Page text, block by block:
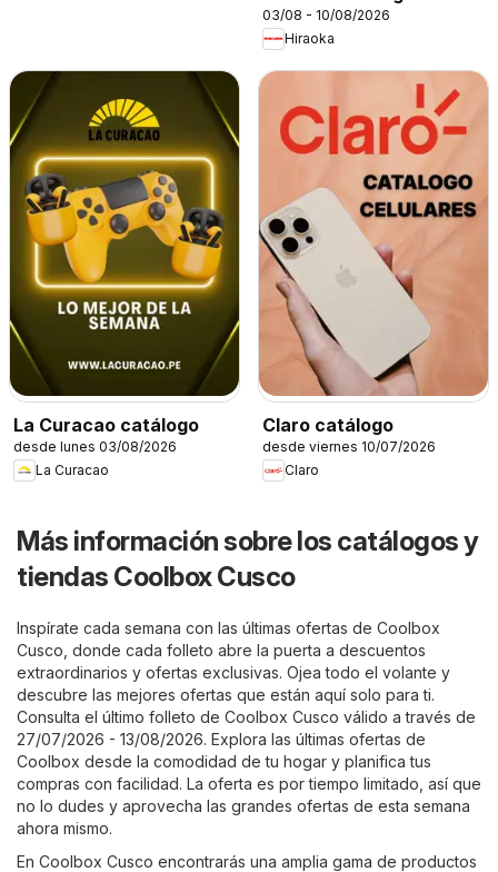
03/08 - 10/08/2026
Hiraoka
La Curacao catálogo
desde lunes 03/08/2026
La Curacao
Claro catálogo
desde viernes 10/07/2026
Claro
Más información sobre los catálogos y
tiendas Coolbox Cusco
Inspírate cada semana con las últimas ofertas de Coolbox
Cusco, donde cada folleto abre la puerta a descuentos
extraordinarios y ofertas exclusivas. Ojea todo el volante y
descubre las mejores ofertas que están aquí solo para ti.
Consulta el último folleto de Coolbox Cusco válido a través de
27/07/2026 - 13/08/2026. Explora las últimas ofertas de
Coolbox desde la comodidad de tu hogar y planifica tus
compras con facilidad. La oferta es por tiempo limitado, así que
no lo dudes y aprovecha las grandes ofertas de esta semana
ahora mismo.
En Coolbox Cusco encontrarás una amplia gama de productos